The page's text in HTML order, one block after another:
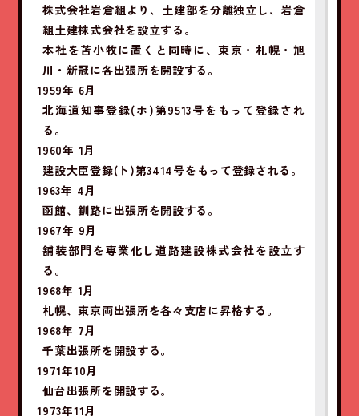
株式会社岩倉組より、土建部を分離独立し、岩倉
組土建株式会社を設立する。
本社を苫小牧に置くと同時に、東京・札幌・旭
川・新冠に各出張所を開設する。
1959年 6月
北海道知事登録(ホ)第9513号をもって登録され
る。
1960年 1月
建設大臣登録(ト)第3414号をもって登録される。
1963年 4月
函館、釧路に出張所を開設する。
1967年 9月
舗装部門を専業化し道路建設株式会社を設立す
る。
1968年 1月
札幌、東京両出張所を各々支店に昇格する。
1968年 7月
千葉出張所を開設する。
1971年10月
仙台出張所を開設する。
1973年11月